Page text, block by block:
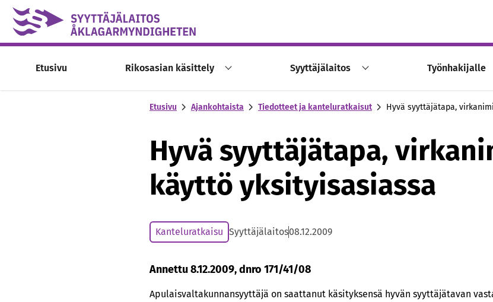
Skip to content -saavutettavuusohje
Etusivu Rikosasian käsittely Syyttäjälaitos Työnhakijalle
Etusivu Ajankohtaista Tiedotteet ja kanteluratkaisut Hyvä syyttäjätapa,
Hyvä syyttäjätapa,
käyttö yksityisasiassa
Kanteluratkaisu Syyttäjälaitos08.12.2009
Annettu 8.12.2009, dnro 171/41/08
Apulaisvaltakunnansyyttäjä on saattanut käsityksensä hyvän syyttäjätavan